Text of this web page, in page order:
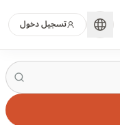
تسجيل دخول